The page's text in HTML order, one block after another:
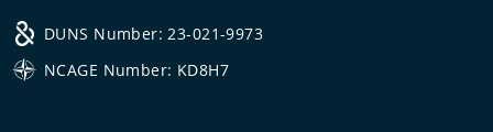
DUNS Number: 23-021-9973
NCAGE Number: KD8H7